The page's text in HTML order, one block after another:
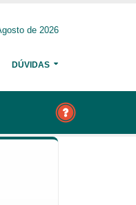
de 2026
DÚVIDAS